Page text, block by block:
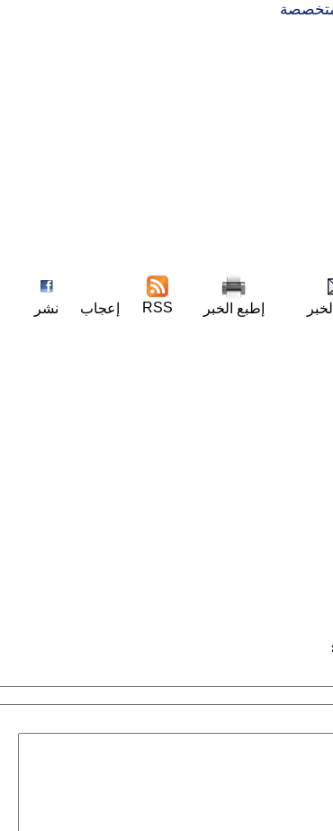
متخصصة
إطبع الخبر RSS إعجاب نشر